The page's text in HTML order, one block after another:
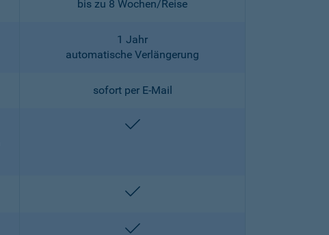
bis zu 8 Wochen/Reise
1 Jahr
automatische Verlängerung
sofort per E-Mail
enthalten
enthalten
enthalten